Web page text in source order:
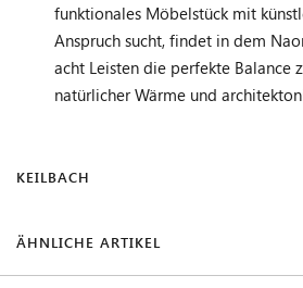
funktionales Möbelstück mit
Anspruch sucht, findet in dem
acht Leisten die perfekte Balance
natürlicher Wärme und
KEILBACH
ÄHNLICHE ARTIKEL